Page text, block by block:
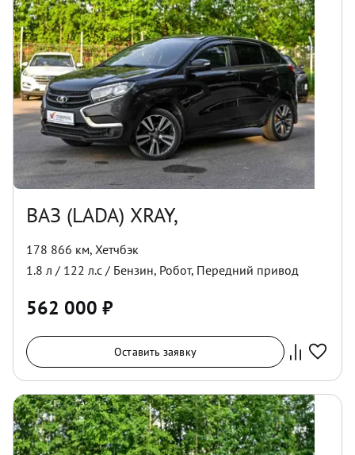
ВАЗ (LADA) XRAY,
178 866 км, Хетчбэк
1.8 л / 122 л.с / Бензин, Робот, Передний привод
562 000 ₽
Оставить заявку